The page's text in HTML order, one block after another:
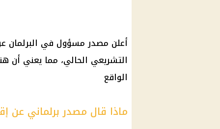
أعلن مصدر مسؤول في البرلمان
التشريعي الحالي، مما يعني أن
الواقع
ماذا قال مصدر برلماني عن